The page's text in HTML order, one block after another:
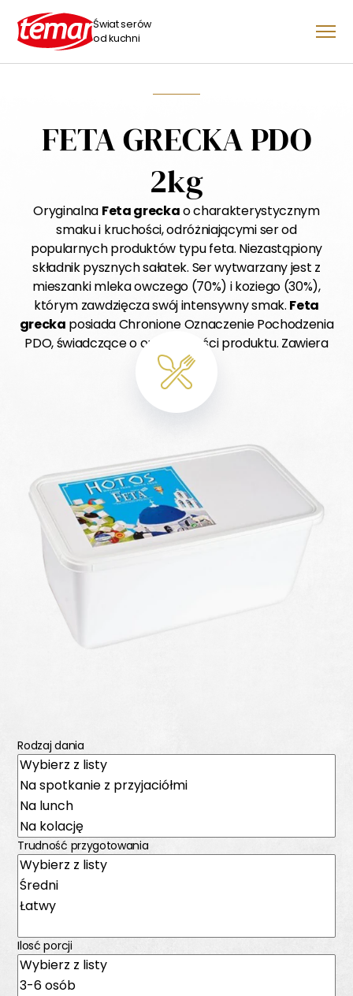
Świat serów
od kuchni
FETA GRECKA PDO
2kg
Oryginalna Feta greckao charakterystycznym
smaku i kruchości, odróżniającymi ser od
popularnych produktów typu feta. Niezastąpiony
składnik pysznych sałatek. Ser wytwarzany jest z
mieszanki mleka owczego (70%) i koziego (30%),
którym zawdzięcza swój intensywny smak. Feta
grecka posiada Chronione Oznaczenie Pochodzenia
PDO, świadczące o oryginalności produktu. Zawiera
45% tłuszczu.
Rodzaj dania
Trudność przygotowania
Ilosć porcji